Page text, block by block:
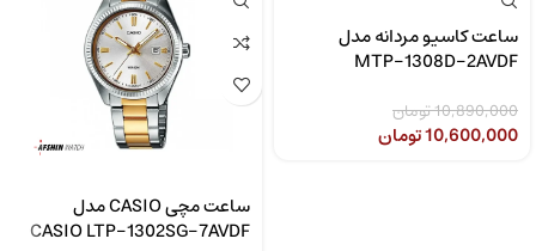
ساعت کاسیو مردانه مدل
MTP-1308D-2AVDF
10,890,000تومان
10,600,000تومان
ساعت مچی CASIO مدل
CASIO LTP-1302SG-7AVDF